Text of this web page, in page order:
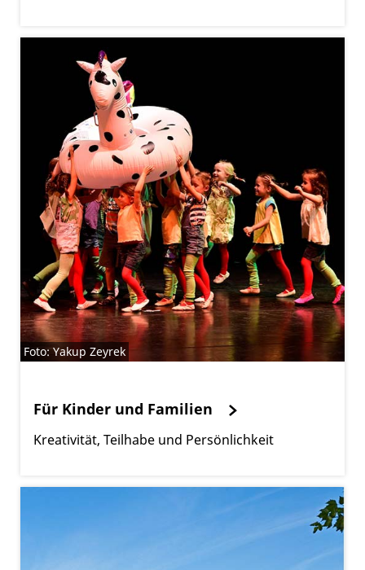
Foto: Yakup Zeyrek
Für Kinder und Familien
Kreativität, Teilhabe und Persönlichkeit